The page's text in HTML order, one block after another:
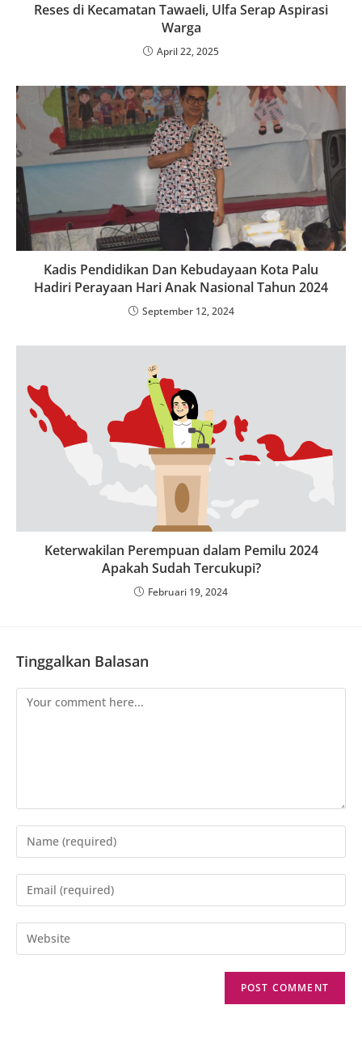
Reses di Kecamatan Tawaeli, Ulfa Serap Aspirasi
Warga
April 22, 2025
Kadis Pendidikan Dan Kebudayaan Kota Palu
Hadiri Perayaan Hari Anak Nasional Tahun 2024
September 12, 2024
Keterwakilan Perempuan dalam Pemilu 2024
Apakah Sudah Tercukupi?
Februari 19, 2024
Tinggalkan Balasan
Comment
Enter
your
name
comment
Enter
your
email
address
Enter
your